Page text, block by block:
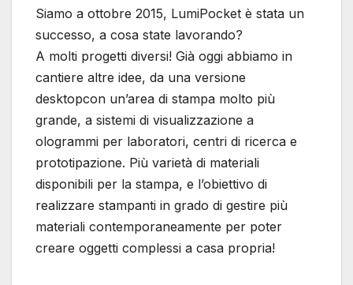
Siamo a ottobre 2015, LumiPocket è stata un
successo, a cosa state lavorando?
A molti progetti diversi! Già oggi abbiamo in
cantiere altre idee, da una versione
desktopcon un’area di stampa molto più
grande, a sistemi di visualizzazione a
ologrammi per laboratori, centri di ricerca e
prototipazione. Più varietà di materiali
disponibili per la stampa, e l’obiettivo di
realizzare stampanti in grado di gestire più
materiali contemporaneamente per poter
creare oggetti complessi a casa propria!